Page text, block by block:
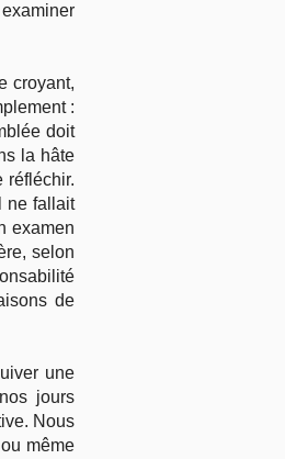
croyant,
:
doit
la hâte
réfléchir.
ne fallait
examen
selon
de
une
jours
Nous
même